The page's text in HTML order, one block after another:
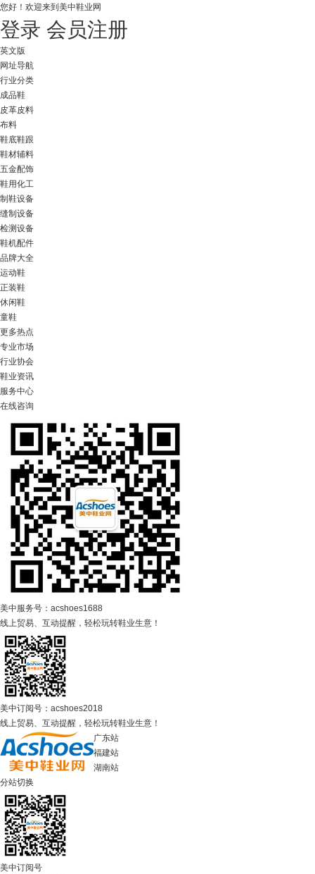
您好！ 欢迎来到美中鞋业网
登录 会员注册
英文版
网址导航
行业分类
成品鞋
皮革皮料
布料
鞋底鞋跟
鞋材辅料
五金配饰
鞋用化工
制鞋设备
缝制设备
检测设备
鞋机配件
品牌大全
运动鞋
正装鞋
休闲鞋
童鞋
更多热点
专业市场
行业协会
鞋业资讯
服务中心
在线咨询
美中服务号：acshoes1688
线上贸易、互动提醒，轻松玩转鞋业生意！
美中订阅号：acshoes2018
线上贸易、互动提醒，轻松玩转鞋业生意！
广东站
福建站
湖南站
分站切换
美中订阅号